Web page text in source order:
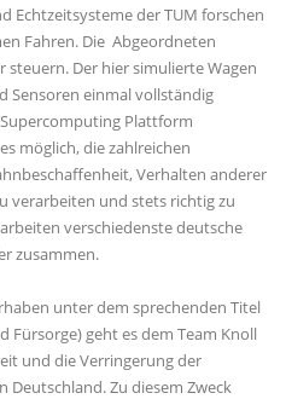
Echtzeitsysteme der TUM forschen
Fahren. Die Abgeordneten
Der hier simulierte Wagen
Sensoren einmal vollständig
Plattform
möglich, die zahlreichen
Verhalten anderer
verarbeiten und stets richtig zu
verschiedenste deutsche
zusammen.
unter dem sprechenden Titel
geht es dem Team Knoll
und die Verringerung der
Deutschland. Zu diesem Zweck